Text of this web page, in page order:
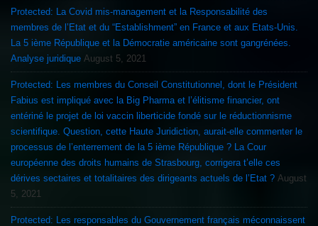
Protected: La Covid mis-management et la Responsabilité des
membres de l’Etat et du “Establishment” en France et aux Etats-Unis.
La 5 ième République et la Démocratie américaine sont gangrénées.
Analyse juridique August 5, 2021
Protected: Les membres du Conseil Constitutionnel, dont le Président
Fabius est impliqué avec la Big Pharma et l’élitisme financier, ont
entériné le projet de loi vaccin liberticide fondé sur le réductionnisme
scientifique. Question, cette Haute Juridiction, aurait-elle commenter le
processus de l’enterrement de la 5 ième République ? La Cour
européenne des droits humains de Strasbourg, corrigera t’elle ces
dérives sectaires et totalitaires des dirigeants actuels de l’Etat ? August
5, 2021
Protected: Les responsables du Gouvernement français méconnaissent